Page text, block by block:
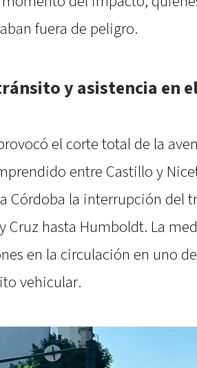
fuera de peligro.
y asistencia en
el corte total de la
entre Castillo y
Córdoba la interrupción del
Cruz hasta Humboldt. La
en la circulación en uno
vehicular.